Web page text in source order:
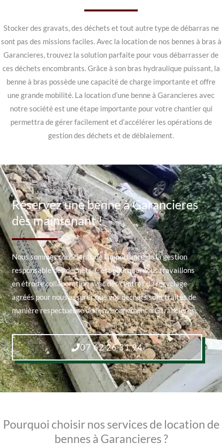
Stocker des gravats, des déchets et tout autre type de débarras ne
sont pas des missions faciles. Avec la location de nos bennes à bras à
Garancieres, trouvez la solution parfaite pour vous débarrasser de
ces déchets encombrants. Grâce à son bras hydraulique puissant, la
benne à bras possède une capacité de charge importante et offre
une grande mobilité. La location d’une benne à Garancieres avec
notre société est une étape importante pour votre chantier qui
permettra de gérer facilement et d’accélérer les opérations de
gestion des déchets et de déblaiement.
Réservez une benne à Garancieres
dès maintenant !
Nous sommes conscients de l’importance de la gestion
responsable des déchets. C’est pourquoi nous travaillons
en étroite collaboration avec des centres de recyclage
agréés pour nous assurer que vos déchets sont traités de
manière respectueuse de l’environnement à Garancieres.
07 62 26 31 94
Pourquoi choisir nos services de location de
bennes à Garancieres ?